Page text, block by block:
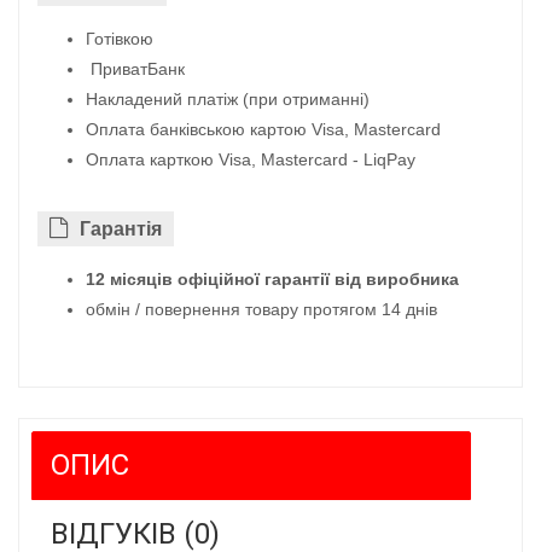
Готівкою
ПриватБанк
Накладений платіж (при отриманні)
Оплата банківською картою Visa, Mastercard
Оплата карткою Visa, Mastercard - LiqPay
Гарантiя
12 місяців офіційної гарантії від виробника
обмін / повернення товару протягом 14 днів
ОПИС
ВІДГУКІВ (0)